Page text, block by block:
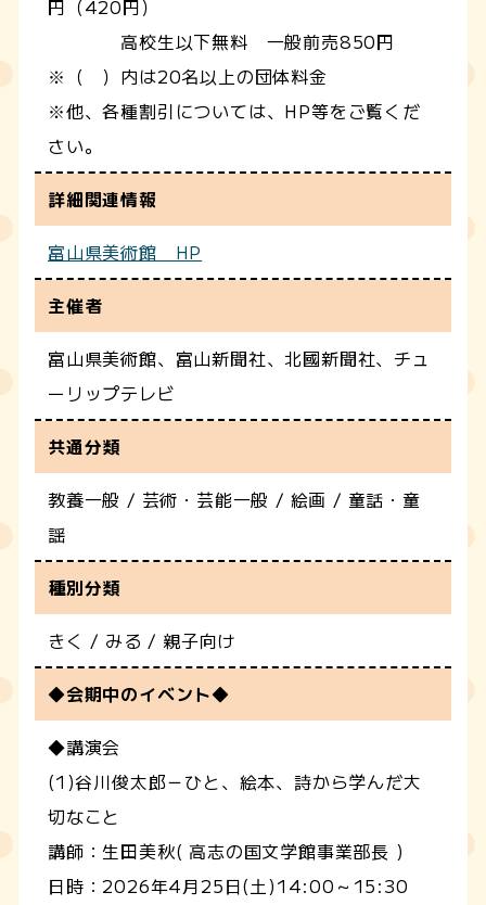
円（420円）
高校生以下無料 一般前売850円
※（ ）内は20名以上の団体料金
※他、各種割引については、HP等をご覧くだ
さい。
詳細関連情報
富山県美術館 HP
主催者
富山県美術館、富山新聞社、北國新聞社、チュ
ーリップテレビ
共通分類
教養一般 / 芸術・芸能一般 / 絵画 / 童話・童
謡
種別分類
きく / みる / 親子向け
◆会期中のイベント◆
◆講演会
(1)谷川俊太郎－ひと、絵本、詩から学んだ大
切なこと
講師：生田美秋( 高志の国文学館事業部長 )
日時：2026年4月25日(土)14:00～15:30